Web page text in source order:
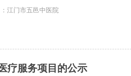
江门市五邑中医院
疗服务项目的公示